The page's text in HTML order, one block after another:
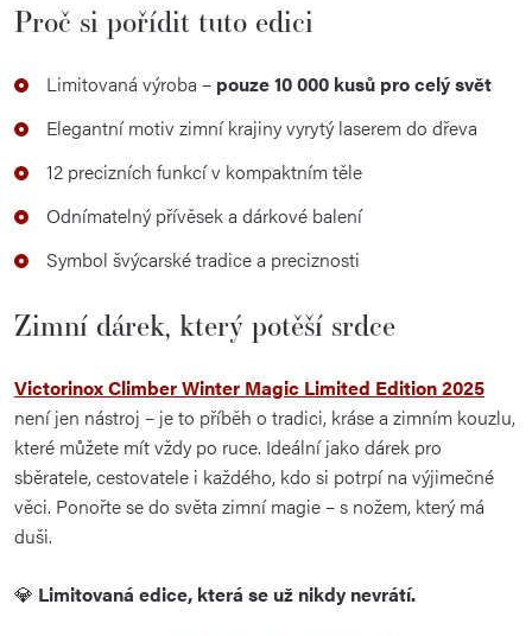
Proč si pořídit tuto edici
Limitovaná výroba – pouze 10 000 kusů pro celý svět
Elegantní motiv zimní krajiny vyrytý laserem do dřeva
12 precizních funkcí v kompaktním těle
Odnímatelný přívěsek a dárkové balení
Symbol švýcarské tradice a preciznosti
Zimní dárek, který potěší srdce
Victorinox Climber Winter Magic Limited Edition 2025
není jen nástroj – je to příběh o tradici, kráse a zimním kouzlu,
které můžete mít vždy po ruce. Ideální jako dárek pro
sběratele, cestovatele i každého, kdo si potrpí na výjimečné
věci. Ponořte se do světa zimní magie – s nožem, který má
duši.
💎 Limitovaná edice, která se už nikdy nevrátí.